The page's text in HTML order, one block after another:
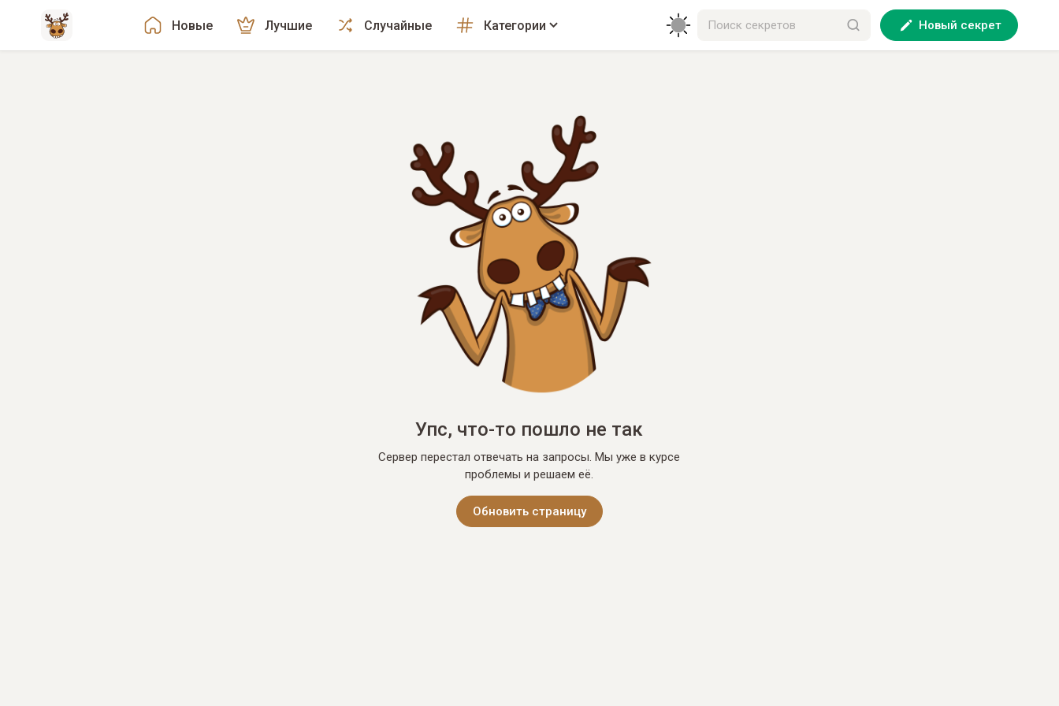
Новые Лучшие Случайные Категории Новый секрет
Упс, что-то пошло не так
Сервер перестал отвечать на запросы. Мы уже в курсе
проблемы и решаем её.
Обновить страницу